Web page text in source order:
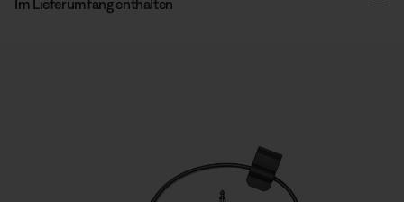
Im Lieferumfang enthalten